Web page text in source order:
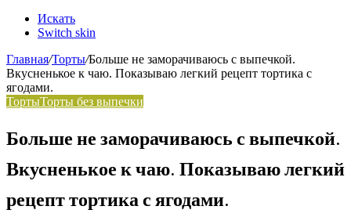
Искать
Switch skin
Главная/Торты/Больше не заморачиваюсь с выпечкой.
Вкусненькое к чаю. Показываю легкий рецепт тортика с
ягодами.
ТортыТорты без выпечки
Больше не заморачиваюсь с выпечкой.
Вкусненькое к чаю. Показываю легкий
рецепт тортика с ягодами.